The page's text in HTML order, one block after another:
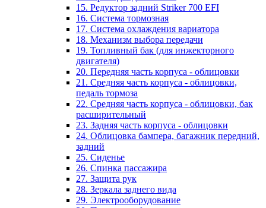
15. Редуктор задний Striker 700 EFI
16. Система тормозная
17. Система охлаждения вариатора
18. Механизм выбора передачи
19. Топливный бак (для инжекторного
двигателя)
20. Передняя часть корпуса - облицовки
21. Средняя часть корпуса - облицовки,
педаль тормоза
22. Средняя часть корпуса - облицовки, бак
расширительный
23. Задняя часть корпуса - облицовки
24. Облицовка бампера, багажник передний,
задний
25. Сиденье
26. Спинка пассажира
27. Защита рук
28. Зеркала заднего вида
29. Электрооборудование